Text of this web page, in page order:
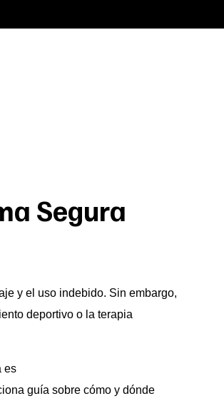
Segura
y el uso indebido. Sin embargo,
deportivo o la terapia
es
guía sobre cómo y dónde